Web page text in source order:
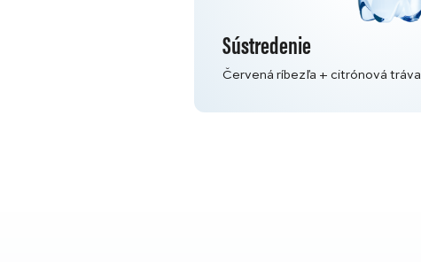
Sústredenie
Červená ríbezľa + citrónová tráva